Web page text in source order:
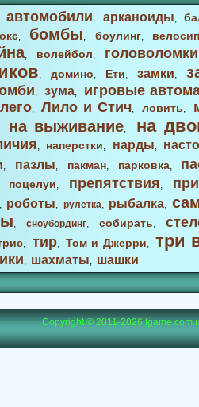
автомобили, арканоиды,
, бомбы, боулинг,
, волейбол, головоломки
, домино, Ети, замки,
, зума,
игровые
лего,Лило и Стич,ловить,
на выживание, на
, наперстки, нарды,
, пазлы, пакман, парковка,
поцелуи, препятствия,
роботы, рулетка, рыбалка,
, сноубординг, собирать,
, тир,Том и Джерри, три
, шахматы, шашки
Copyright © 2011-2026